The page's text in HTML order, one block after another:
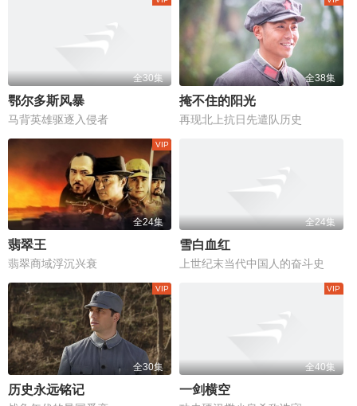
全30集
鄂尔多斯风暴
马背英雄驱逐入侵者
全38集
掩不住的阳光
再现北上抗日先遣队历史
全24集
翡翠王
翡翠商域浮沉兴衰
全24集
雪白血红
上世纪末当代中国人的奋斗史
全30集
历史永远铭记
全40集
一剑横空